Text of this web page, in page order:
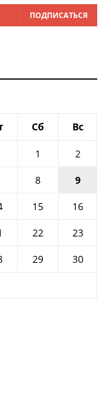
ПОДПИСАТЬСЯ
Сб Вс
1
2
8
9
15
16
22
23
29
30